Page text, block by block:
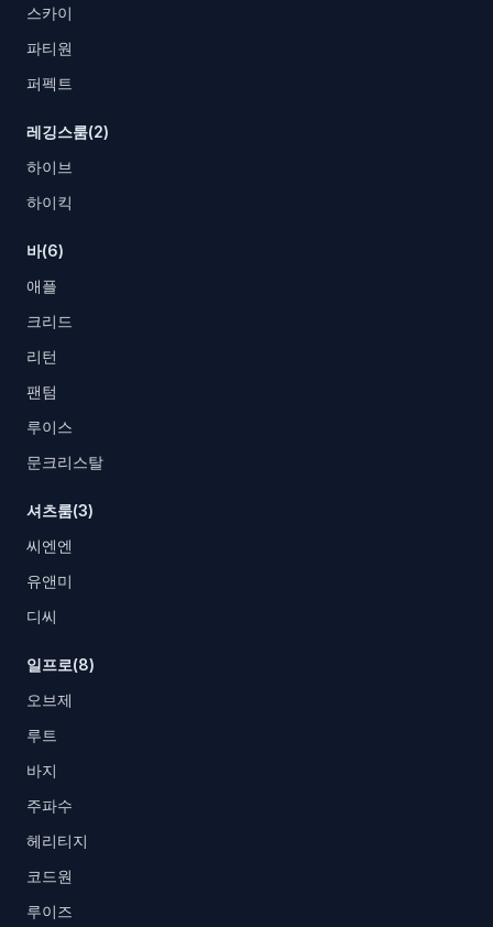
스카이
파티원
퍼펙트
레깅스룸(2)
하이브
하이킥
바(6)
애플
크리드
리턴
팬텀
루이스
문크리스탈
셔츠룸(3)
씨엔엔
유앤미
디씨
일프로(8)
오브제
루트
바지
주파수
헤리티지
코드원
루이즈